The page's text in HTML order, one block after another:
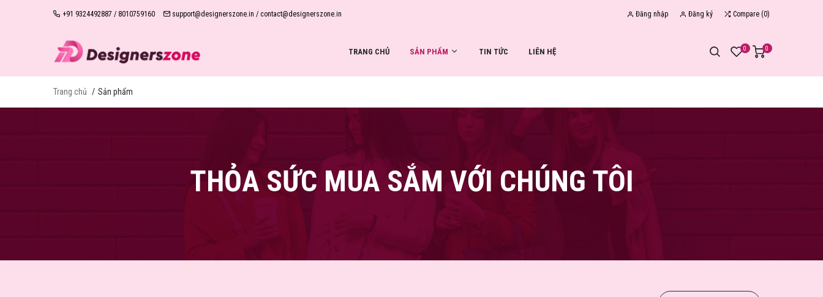
+91 9324492887 / 8010759160 support@designerszone.in / contact@designerszone.in Đăng nhập Đăng ký Compare (0)
TRANG CHỦ SẢN PHẨM TIN TỨC LIÊN HỆ 0 0
Trang chủ Sản phẩm
THỎA SỨC MUA SẮM VỚI CHÚNG TÔI